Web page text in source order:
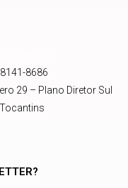
8686
29 – Plano Diretor Sul